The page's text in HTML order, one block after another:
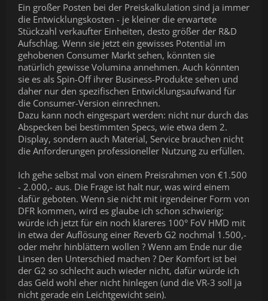
Ein großer Posten bei der Preiskalkulation sind ja immer
die Entwicklungskosten - je kleiner die erwartete
Stückzahl verkaufter Einheiten, desto größer der R&D
Aufschlag. Wenn sie jetzt ein gewisses Potential im
gehobenen Consumer Markt sehen, könnten sie
natürlich gewisse Volumina annehmen. Auch könnten
sie es als Spin-Off ihrer Business-Produkte sehen und
daher nur den spezifischen Entwicklungsaufwand für
die Consumer-Version einrechnen.
Dazu kann noch eingespart werden: nicht nur durch das
Abspecken bei bestimmten Specs, wie etwa dem 2.
Display, sondern auch Material, Service brauchen nicht
die Anforderungen professioneller Nutzung zu erfüllen.
Ich gehe selbst mal von einem Preisrahmen von €1.500
- 2.000,- aus. Die Frage ist halt nur, was wird einem
dafür geboten. Wenn sie nicht mit irgendeiner Form von
DFR kommen, wird es glaube ich schon schwierig:
würde ich jetzt für ein noch klareres 100° FoV HMD mit
in etwa der Auflösung einer Reverb G2 nochmal 1.500,-
oder mehr hinblättern wollen ? Wenn am Ende nur die
Linsen den Unterschied machen ? Der Komfort ist bei
der G2 so schlecht auch wieder nicht, dafür würde ich
das Geld wohl eher nicht hinlegen (und die VR-3 soll ja
nicht gerade ein Leichtgewicht sein).